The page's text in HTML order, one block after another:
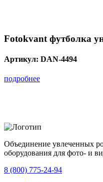
Fotokvant футболка
Артикул: DAN-4494
подробнее
Объединение увлеченных
оборудования для фото- и
8 (800) 775-24-94